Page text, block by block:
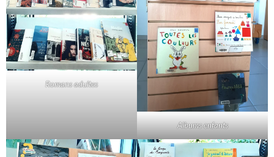
Romans adultes
Albums enfants